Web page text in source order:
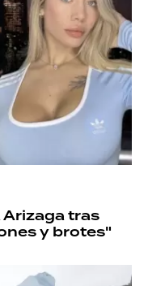
Arizaga tras
y brotes"